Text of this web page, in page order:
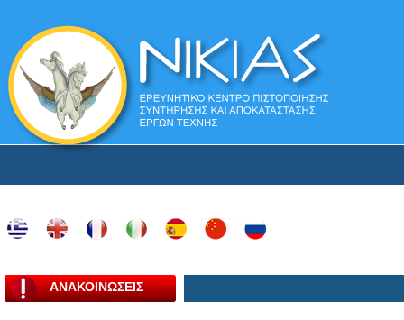
ΑΝΑΚΟΙΝΩΣΕΙΣ